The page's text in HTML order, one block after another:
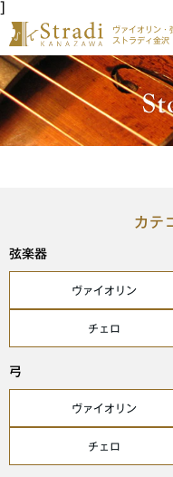
]
ヴァイオリン・
ストラディ金沢
カテ
弦楽器
ヴァイオリン
チェロ
弓
ヴァイオリン
チェロ